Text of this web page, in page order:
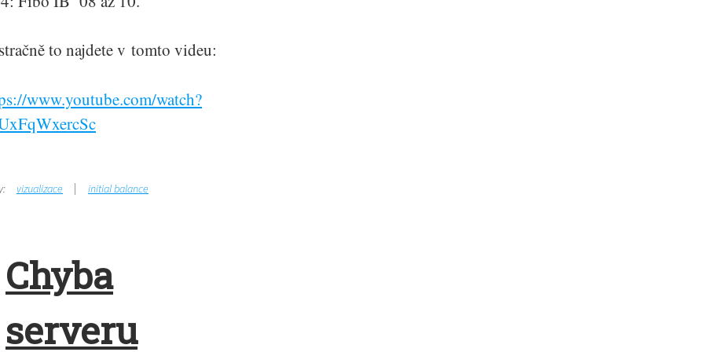
to najdete v tomto videu:
www.youtube.com/watch?
vizualizace initial balance
Chyba
serveru